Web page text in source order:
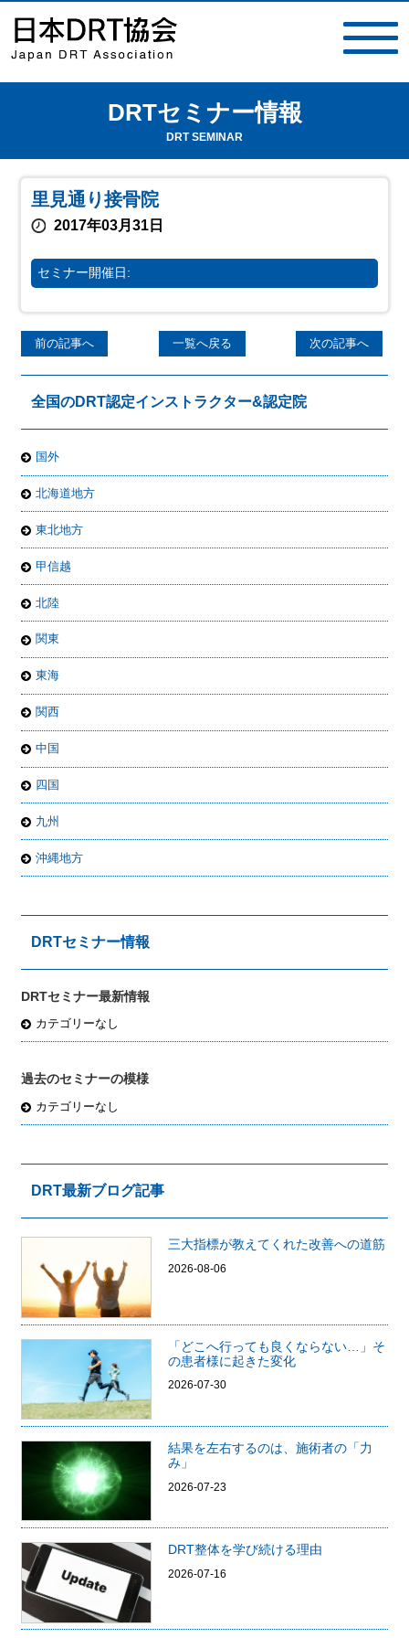
DRTセミナー情報
DRT SEMINAR
里見通り接骨院
2017年03月31日
セミナー開催日:
前の記事へ 一覧へ戻る 次の記事へ
全国のDRT認定インストラクター&認定院
国外
北海道地方
東北地方
甲信越
北陸
関東
東海
関西
中国
四国
九州
沖縄地方
DRTセミナー情報
DRTセミナー最新情報
カテゴリーなし
過去のセミナーの模様
カテゴリーなし
DRT最新ブログ記事
三大指標が教えてくれた改善への道筋
2026-08-06
「どこへ行っても良くならない…」そ
の患者様に起きた変化
2026-07-30
結果を左右するのは、施術者の「力
み」
2026-07-23
DRT整体を学び続ける理由
2026-07-16